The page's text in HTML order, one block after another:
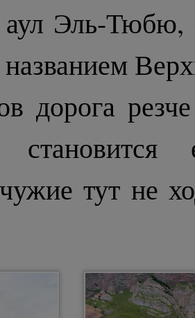
Эль-Тюбю,
дорога
тут не